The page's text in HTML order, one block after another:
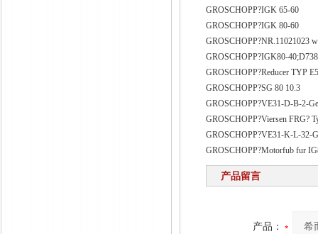
GROSCHOPP?IGK 65-60
GROSCHOPP?IGK 80-60
GROSCHOPP?NR.11021023
GROSCHOPP?IGK80-40;D738
GROSCHOPP?Reducer TYP
GROSCHOPP?SG 80 10.3
GROSCHOPP?VE31-D-B-2-
GROSCHOPP?Viersen FRG?
GROSCHOPP?VE31-K-L-32-
GROSCHOPP?Motorfub fur
产品留言
产品：